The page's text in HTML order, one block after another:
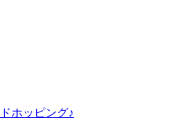
ホッピング♪